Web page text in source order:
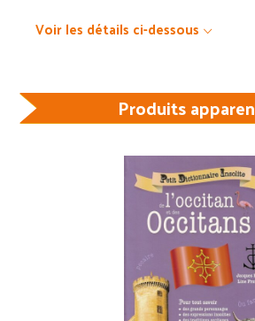
escriure
Voir les détails ci-dessous
Produits